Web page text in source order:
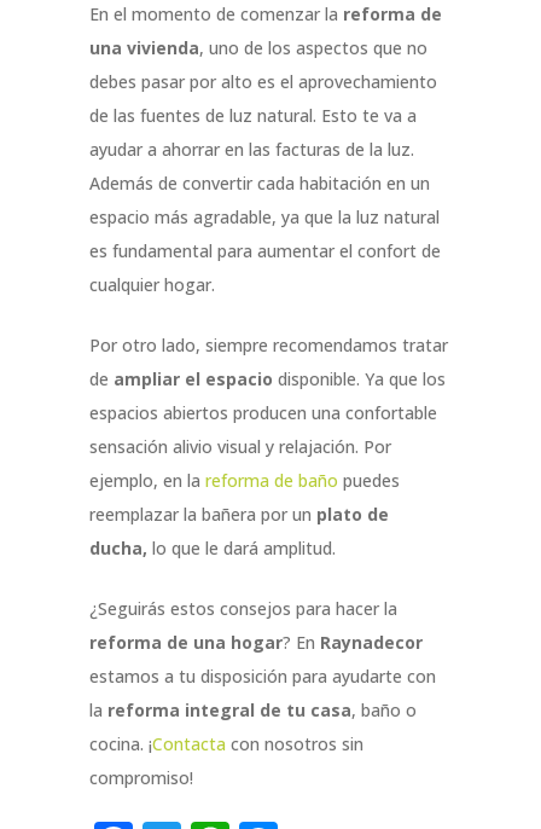
En el momento de comenzar la reforma de
una vivienda, uno de los aspectos que no
debes pasar por alto es el aprovechamiento
de las fuentes de luz natural. Esto te va a
ayudar a ahorrar en las facturas de la luz.
Además de convertir cada habitación en un
espacio más agradable, ya que la luz natural
es fundamental para aumentar el confort de
cualquier hogar.
Por otro lado, siempre recomendamos tratar
de ampliar el espacio disponible. Ya que los
espacios abiertos producen una confortable
sensación alivio visual y relajación. Por
ejemplo, en la reforma de baño puedes
reemplazar la bañera por un plato de
ducha, lo que le dará amplitud.
¿Seguirás estos consejos para hacer la
reforma de una hogar? En Raynadecor
estamos a tu disposición para ayudarte con
la reforma integral de tu casa, baño o
cocina. ¡Contacta con nosotros sin
compromiso!